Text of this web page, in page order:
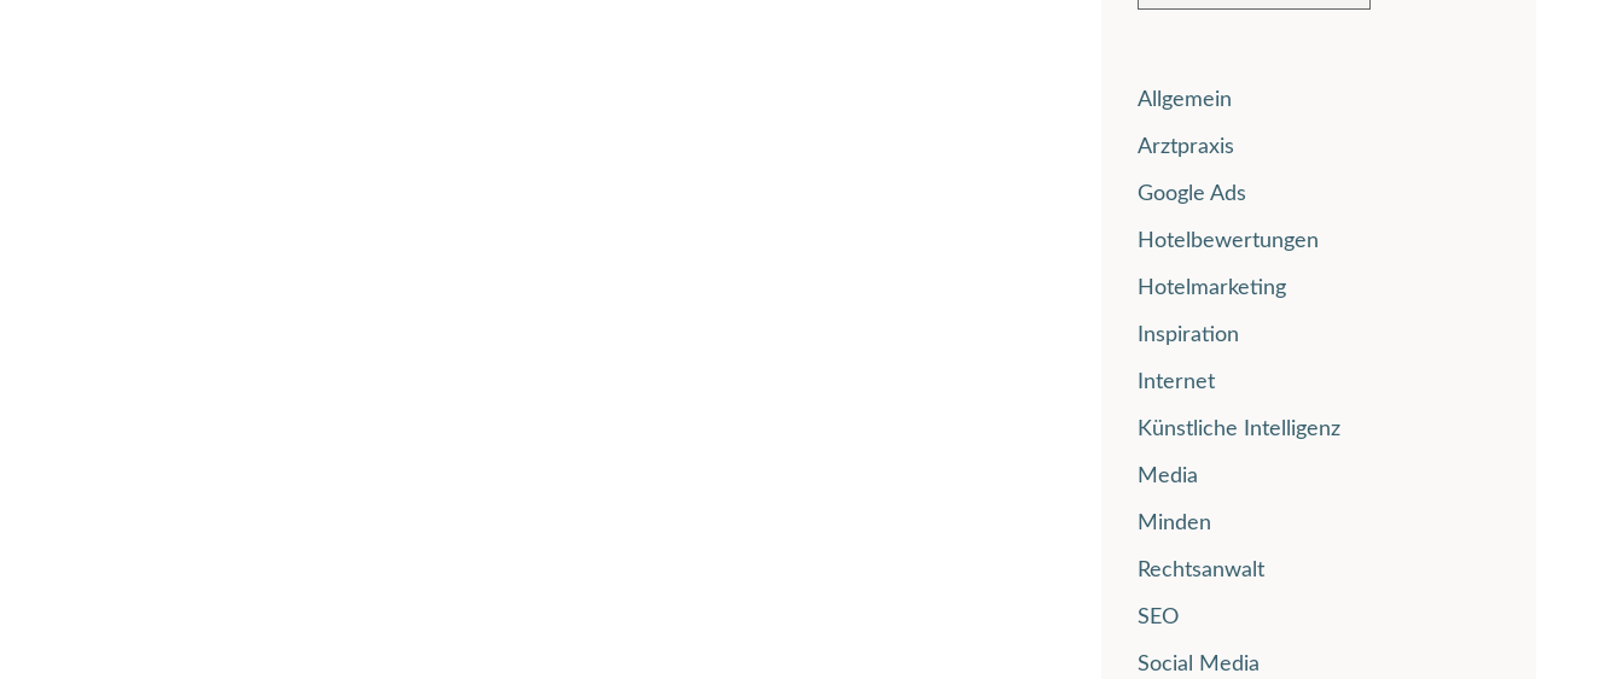
Allgemein
Arztpraxis
Google Ads
Hotelbewertungen
Hotelmarketing
Inspiration
Internet
Künstliche Intelligenz
Media
Minden
Rechtsanwalt
SEO
Social Media